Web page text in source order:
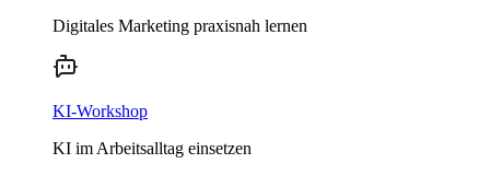
Digitales Marketing praxisnah lernen
KI-Workshop
KI im Arbeitsalltag einsetzen